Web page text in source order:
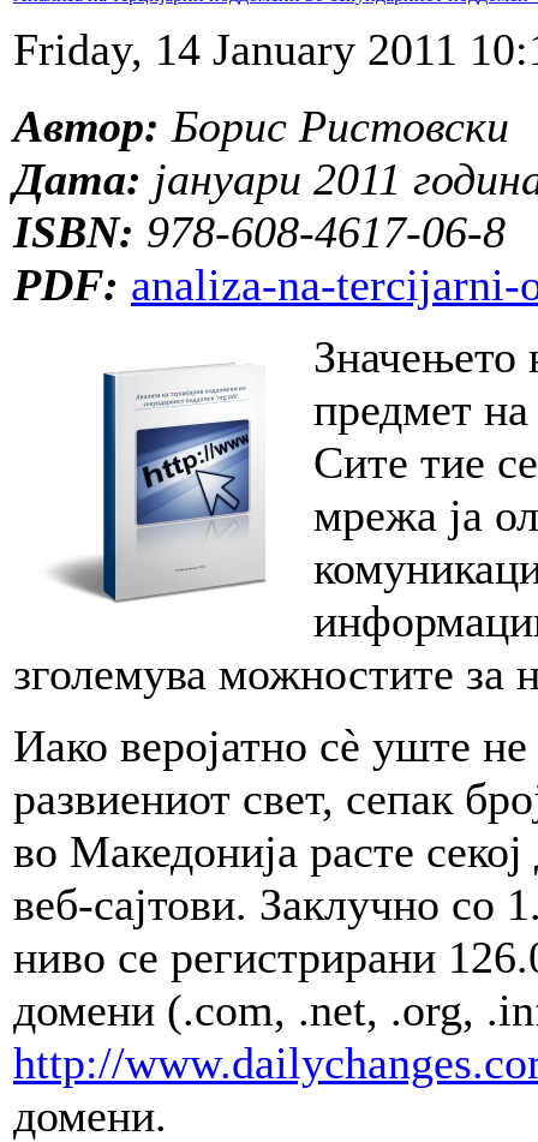
Friday, 14 January 2011
Автор: Борис Ристовски
Дата: јануари 2011
ISBN: 978-608-4617-06-8
PDF: analiza-na-
Значењето
предмет
Сите тие
мрежа ја
зголемува можностите за
Иако веројатно сè уште
развиениот свет, сепак
во Македонија расте
веб-сајтови. Заклучно со
ниво се регистрирани
домени (.com, .net, .org,
http://
домени.